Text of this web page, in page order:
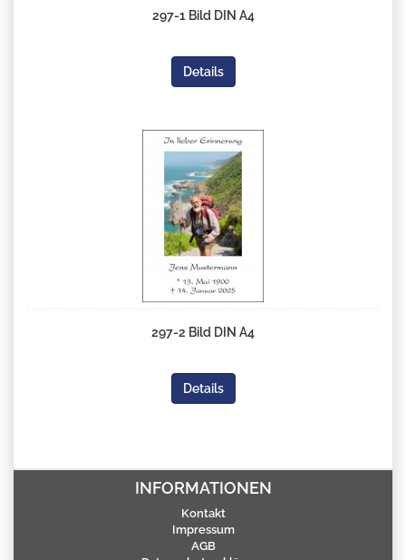
297-1 Bild DIN A4
Details
297-2 Bild DIN A4
Details
INFORMATIONEN
Kontakt
Impressum
AGB